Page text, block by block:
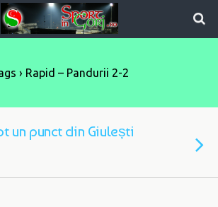
› Rapid – Pandurii 2-2
un punct din Giulești